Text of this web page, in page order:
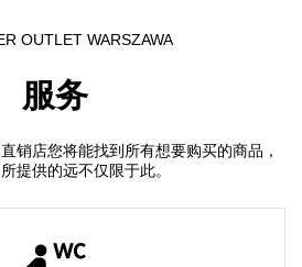
OUTLET WARSZAWA
服务
销店您将能找到所有想要购买的商品，
提供的远不仅限于此。